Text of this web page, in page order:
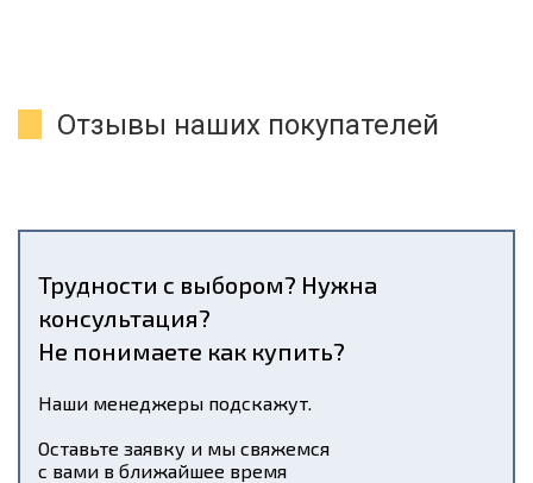
Отзывы наших покупателей
Трудности с выбором? Нужна
консультация?
Не понимаете как купить?
Наши менеджеры подскажут.
Оставьте заявку и мы свяжемся
с вами в ближайшее время